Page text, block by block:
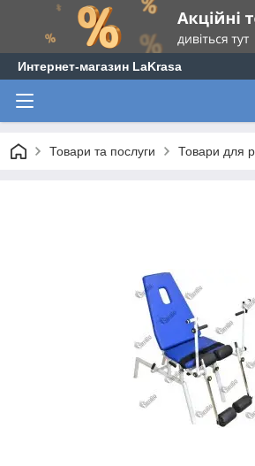
Интернет-магазин LaKrasa
Товари та послуги Товари для